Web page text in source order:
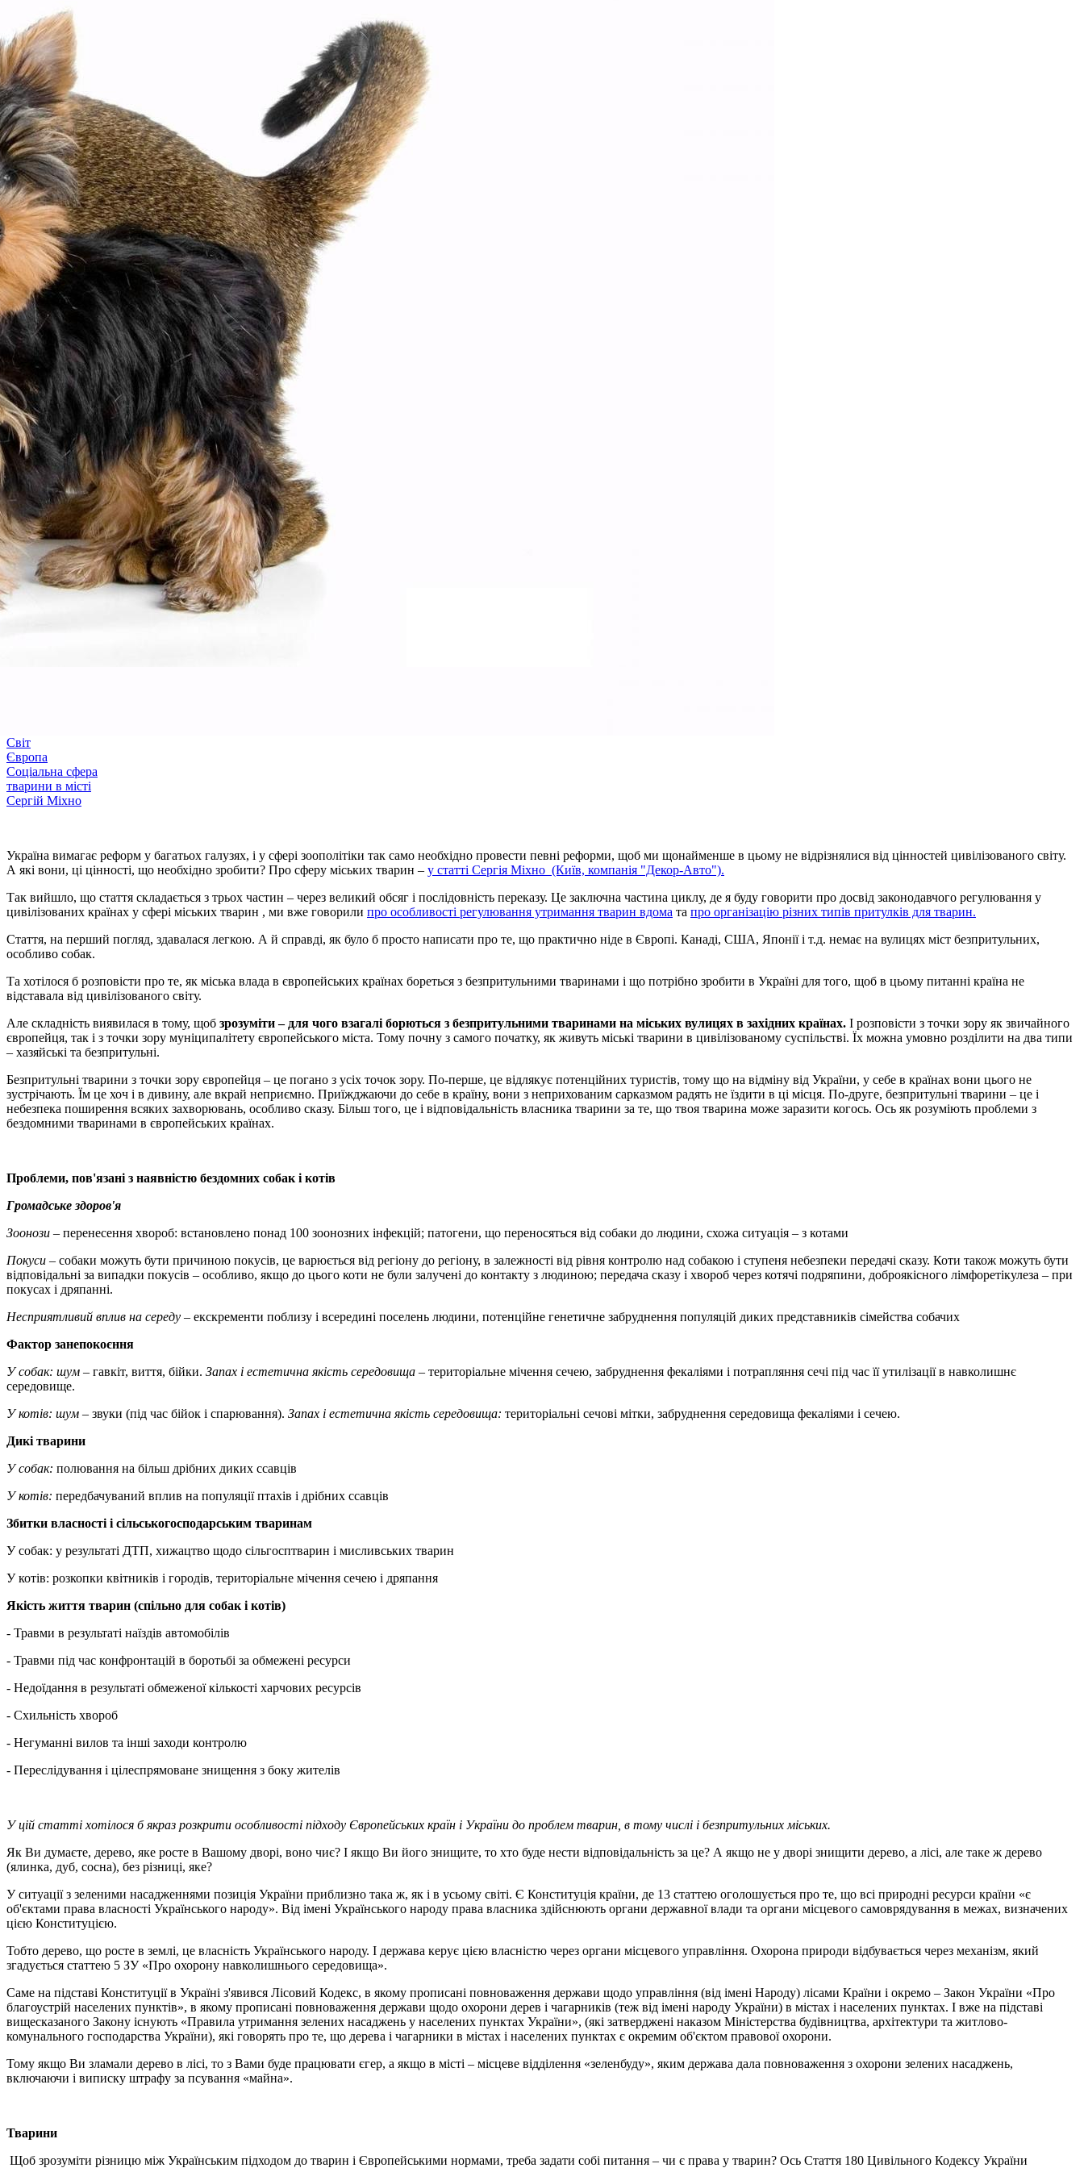
Світ
Європа
Соціальна сфера
тварини в місті
Сергій Міхно
Україна вимагає реформ у багатьох галузях, і у сфері зоополітіки так само необхідно провести певні реформи, щоб ми щонайменше в цьому не відрізнялися від цінностей цивілізованого світу.
А які вони, ці цінності, що необхідно зробити? Про сферу міських тварин – у статті Сергія Міхно (Київ, компанія "Декор-Авто").
Так вийшло, що стаття складається з трьох частин – через великий обсяг і послідовність переказу. Це заключна частина циклу, де я буду говорити про досвід законодавчого регулювання у
цивілізованих країнах у сфері міських тварин , ми вже говорили про особливості регулювання утримання тварин вдома та про організацію різних типів притулків для тварин.
Стаття, на перший погляд, здавалася легкою. А й справді, як було б просто написати про те, що практично ніде в Європі. Канаді, США, Японії і т.д. немає на вулицях міст безпритульних,
особливо собак.
Та хотілося б розповісти про те, як міська влада в європейських країнах бореться з безпритульними тваринами і що потрібно зробити в Україні для того, щоб в цьому питанні країна не
відставала від цивілізованого світу.
Але складність виявилася в тому, щоб зрозуміти– для чого взагалі борються з безпритульними тваринами на міських вулицях в західних країнах. І розповісти з точки зору як звичайного
європейця, так і з точки зору муніципалітету європейського міста. Тому почну з самого початку, як живуть міські тварини в цивілізованому суспільстві. Їх можна умовно розділити на два типи
– хазяйські та безпритульні.
Безпритульні тварини з точки зору європейця – це погано з усіх точок зору. По-перше, це відлякує потенційних туристів, тому що на відміну від України, у себе в країнах вони цього не
зустрічають. Їм це хоч і в дивину, але вкрай неприємно. Приїжджаючи до себе в країну, вони з неприхованим сарказмом радять не їздити в ці місця. По-друге, безпритульні тварини – це і
небезпека поширення всяких захворювань, особливо сказу. Більш того, це і відповідальність власника тварини за те, що твоя тварина може заразити когось. Ось як розуміють проблеми з
бездомними тваринами в європейських країнах.
Проблеми, пов'язані з наявністю бездомних собак і котів
Громадське здоров'я
Зоонози – перенесення хвороб: встановлено понад 100 зоонозних інфекцій; патогени, що переносяться від собаки до людини, схожа ситуація – з котами
Покуси – собаки можуть бути причиною покусів, це варюється від регіону до регіону, в залежності від рівня контролю над собакою і ступеня небезпеки передачі сказу. Коти також можуть бути
відповідальні за випадки покусів – особливо, якщо до цього коти не були залучені до контакту з людиною; передача сказу і хвороб через котячі подряпини, доброякісного лімфоретікулеза – при
покусах і дряпанні.
Несприятливий вплив на середу – екскременти поблизу і всередині поселень людини, потенційне генетичне забруднення популяцій диких представників сімейства собачих
Фактор занепокоєння
У собак: шум – гавкіт, виття, бійки. Запах і естетична якість середовища – територіальне мічення сечею, забруднення фекаліями і потрапляння сечі під час її утилізації в навколишнє
середовище.
У котів: шум – звуки (під час бійок і спарювання). Запах і естетична якість середовища: територіальні сечові мітки, забруднення середовища фекаліями і сечею.
Дикі тварини
У собак: полювання на більш дрібних диких ссавців
У котів: передбачуваний вплив на популяції птахів і дрібних ссавців
Збитки власності і сільськогосподарським тваринам
У собак: у результаті ДТП, хижацтво щодо сільгосптварин і мисливських тварин
У котів: розкопки квітників і городів, територіальне мічення сечею і дряпання
Якість життя тварин (спільно для собак і котів)
- Травми в результаті наїздів автомобілів
- Травми під час конфронтацій в боротьбі за обмежені ресурси
- Недоїдання в результаті обмеженої кількості харчових ресурсів
- Схильність хвороб
- Негуманні вилов та інші заходи контролю
- Переслідування і цілеспрямоване знищення з боку жителів
У цій статті хотілося б якраз розкрити особливості підходу Європейських країн і України до проблем тварин, в тому числі і безпритульних міських.
Як Ви думаєте, дерево, яке росте в Вашому дворі, воно чиє? І якщо Ви його знищите, то хто буде нести відповідальність за це? А якщо не у дворі знищити дерево, а лісі, але таке ж дерево
(ялинка, дуб, сосна), без різниці, яке?
У ситуації з зеленими насадженнями позиція України приблизно така ж, як і в усьому світі. Є Конституція країни, де 13 статтею оголошується про те, що всі природні ресурси країни «є
об'єктами права власності Українського народу». Від імені Українського народу права власника здійснюють органи державної влади та органи місцевого самоврядування в межах, визначених
цією Конституцією.
Тобто дерево, що росте в землі, це власність Українського народу. І держава керує цією власністю через органи місцевого управління. Охорона природи відбувається через механізм, який
згадується статтею 5 ЗУ «Про охорону навколишнього середовища».
Саме на підставі Конституції в Україні з'явився Лісовий Кодекс, в якому прописані повноваження держави щодо управління (від імені Народу) лісами Країни і окремо – Закон України «Про
благоустрій населених пунктів», в якому прописані повноваження держави щодо охорони дерев і чагарників (теж від імені народу України) в містах і населених пунктах. І вже на підставі
вищесказаного Закону існують «Правила утримання зелених насаджень у населених пунктах України», (які затверджені наказом Міністерства будівництва, архітектури та житлово-
комунального господарства України), які говорять про те, що дерева і чагарники в містах і населених пунктах є окремим об'єктом правової охорони.
Тому якщо Ви зламали дерево в лісі, то з Вами буде працювати єгер, а якщо в місті – місцеве відділення «зеленбуду», яким держава дала повноваження з охорони зелених насаджень,
включаючи і виписку штрафу за псування «майна».
Тварини
Щоб зрозуміти різницю між Українським підходом до тварин і Європейськими нормами, треба задати собі питання – чи є права у тварин? Ось Стаття 180 Цивільного Кодексу України